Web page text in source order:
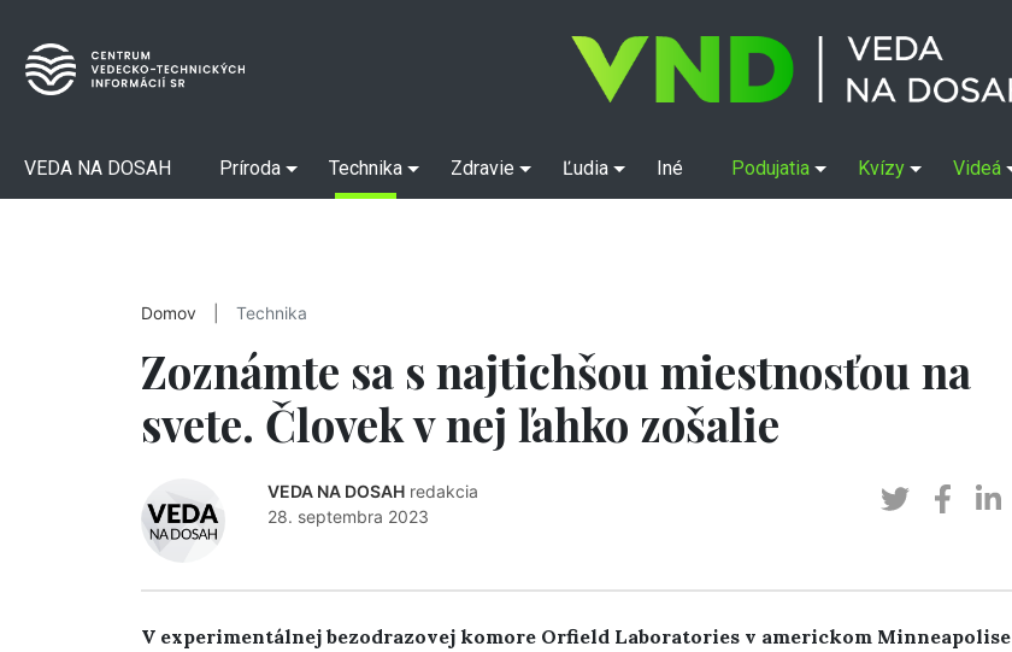
VEDA NA DOSAH Príroda Technika Zdravie Ľudia Iné Podujatia Kvízy Videá
Domov Technika
Zoznámte sa s najtichšou miestnosťou na
svete. Človek v nej ľahko zošalie
VEDA NA DOSAH redakcia
28. septembra 2023
V experimentálnej bezodrazovej komore Orfield Laboratories v americkom Minneapolise